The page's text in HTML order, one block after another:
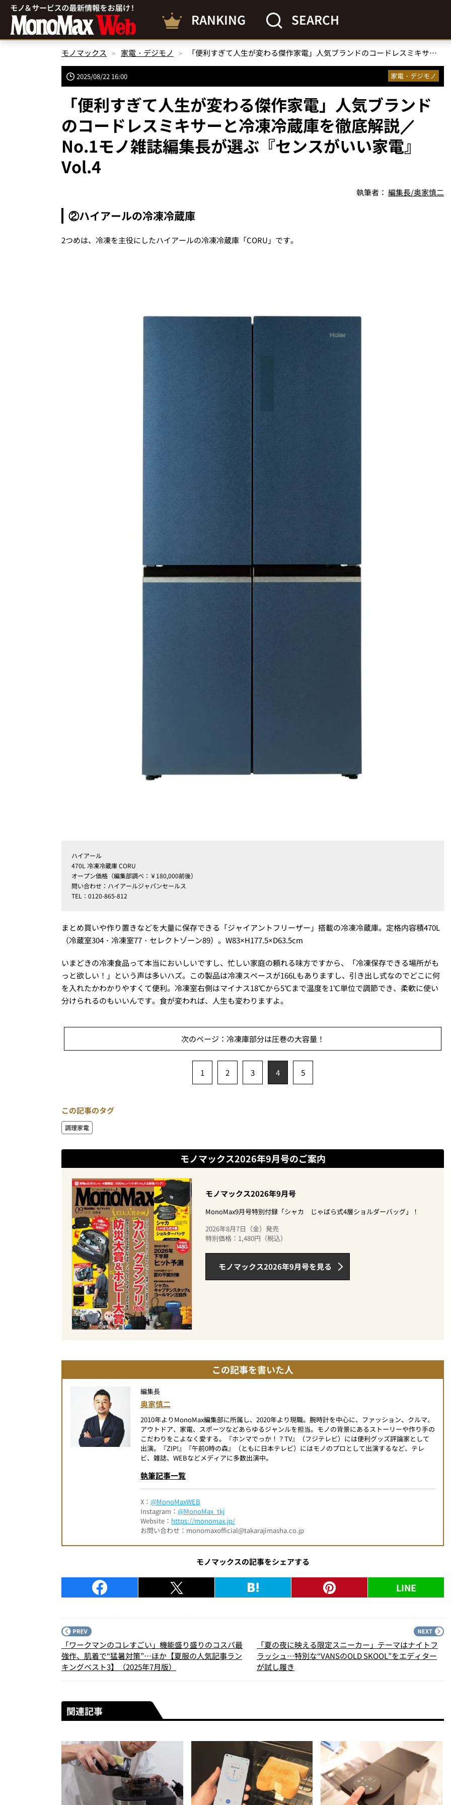
RANKING SEARCH
モノマックス 家電・デジモノ 「便利すぎて人生が変わる傑作家電」人気ブランドのコードレスミキサーと冷凍冷蔵庫を徹底解説／No.1モノ雑誌編集長が選ぶ『センスがいい家電』Vol.4
2025/08/22 16:00 家電・デジモノ
「便利すぎて人生が変わる傑作家電」人気ブランド
のコードレスミキサーと冷凍冷蔵庫を徹底解説／
No.1モノ雑誌編集長が選ぶ『センスがいい家電』
Vol.4
執筆者： 編集長/奥家慎二
②ハイアールの冷凍冷蔵庫
2つめは、冷凍を主役にしたハイアールの冷凍冷蔵庫「CORU」です。
ハイアール
470L 冷凍冷蔵庫 CORU
オープン価格（編集部調べ：￥180,000前後）
問い合わせ：ハイアールジャパンセールス
TEL：0120-865-812
まとめ買いや作り置きなどを大量に保存できる「ジャイアントフリーザー」搭載の冷凍冷蔵庫。定格内容積470L
（冷蔵室304・冷凍室77・セレクトゾーン89）。W83×H177.5×D63.5cm
いまどきの冷凍食品って本当においしいですし、忙しい家庭の頼れる味方ですから、「冷凍保存できる場所がも
っと欲しい！」という声は多いハズ。この製品は冷凍スペースが166Lもありますし、引き出し式なのでどこに何
を入れたかわかりやすくて便利。冷凍室右側はマイナス18℃から5℃まで温度を1℃単位で調節でき、柔軟に使い
分けられるのもいいんです。食が変われば、人生も変わりますよ。
次のページ：冷凍庫部分は圧巻の大容量！
1 2 3 4 5
この記事のタグ
調理家電
モノマックス2026年9月号のご案内
モノマックス2026年9月号
MonoMax9月号特別付録「シャカ じゃばら式4層ショルダーバッグ」！
2026年8月7日（金）発売
特別価格：1,480円（税込）
モノマックス2026年9月号を見る
この記事を書いた人
編集長
奥家慎二
2010年よりMonoMax編集部に所属し、2020年より現職。腕時計を中心に、ファッション、クルマ、
アウトドア、家電、スポーツなどあらゆるジャンルを担当。モノの背景にあるストーリーや作り手の
こだわりをこよなく愛する。『ホンマでっか！？TV』（フジテレビ）には便利グッズ評論家として
出演。『ZIP!』『午前0時の森』（ともに日本テレビ）にはモノのプロとして出演するなど、テレ
ビ、雑誌、WEBなどメディアに多数出演中。
執筆記事一覧
X： @MonoMaxWEB
Instagram： @MonoMax_tkj
Website： https://monomax.jp/
お問い合わせ：monomaxofficial@takarajimasha.co.jp
モノマックスの記事をシェアする
LINE
「ワークマンのコレすごい」機能盛り盛りのコスパ最
強作、肌着で“猛暑対策”…ほか【夏服の人気記事ラン
キングベスト3】（2025年7月版）
「夏の夜に映える限定スニーカー」テーマはナイトフ
ラッシュ…特別な“VANSのOLD SKOOL”をエディター
が試し履き
関連記事